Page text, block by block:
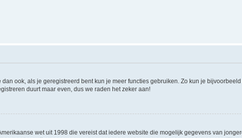
ook, als je geregistreerd bent kun je meer functies gebruiken. Zo kun je
duurt maar even, dus we raden het zeker aan!
wet uit 1998 die vereist dat iedere website die mogelijk gegevens van